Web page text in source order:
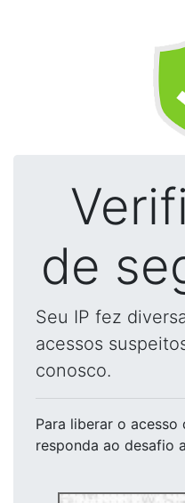
de
Seu IP fez
acessos
conosco.
Para liberar o acesso
responda ao desafio